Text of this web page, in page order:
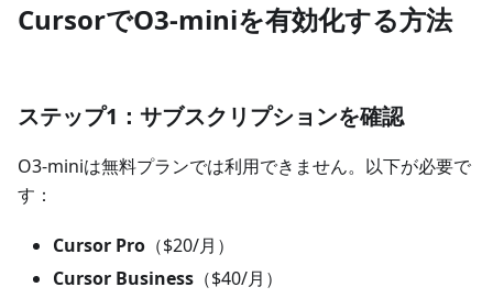
CursorでO3-miniを有効化する方法
ステップ1：サブスクリプションを確認
O3-miniは無料プランでは利用できません。以下が必要で
す：
Cursor Pro （$20/月）
Cursor Business （$40/月）